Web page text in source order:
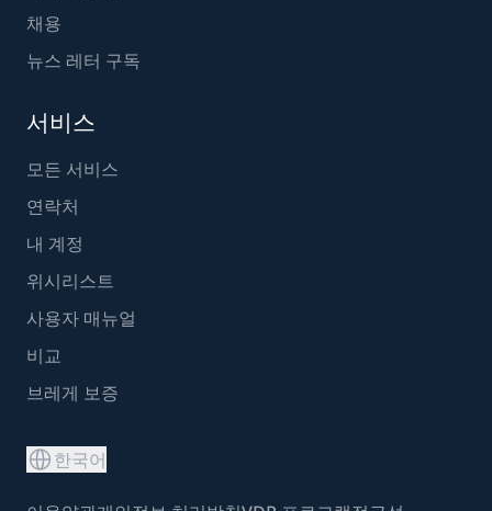
채용
뉴스 레터 구독
서비스
모든 서비스
연락처
내 계정
위시리스트
사용자 매뉴얼
비교
브레게 보증
한국어